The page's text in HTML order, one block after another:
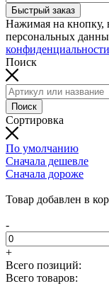
Быстрый заказ
Нажимая на кнопку,
персональных
конфиденциальности
Поиск
Поиск
Сортировка
По умолчанию
Сначала дешевле
Сначала дороже
Товар добавлен в
-
+
Всего позиций:
Всего товаров: